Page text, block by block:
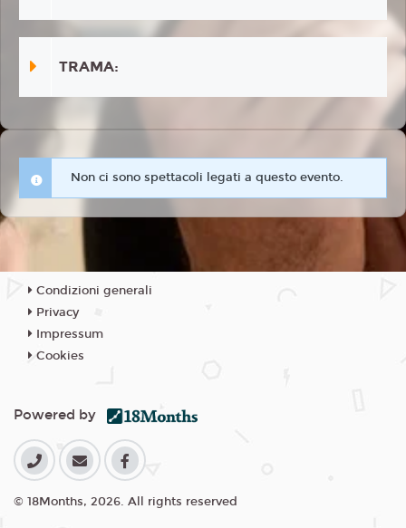
TRAMA:
Non ci sono spettacoli legati a questo evento.
Condizioni generali
Privacy
Impressum
Cookies
Powered by
© 18Months, 2026. All rights reserved